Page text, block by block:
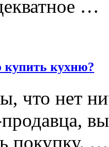
…
кухню?
что нет
покупку. …